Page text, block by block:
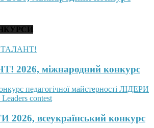
міжнародний конкурс
всеукраїнський конкурс